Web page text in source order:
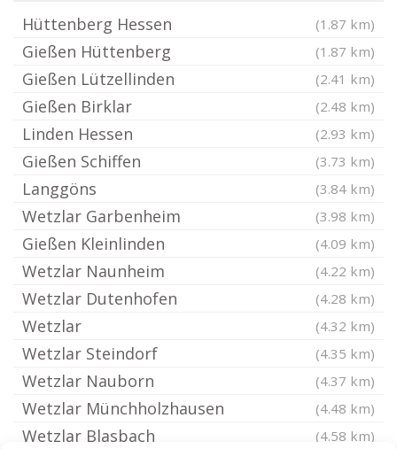
Hüttenberg Hessen (1.87 km)
Gießen Hüttenberg (1.87 km)
Gießen Lützellinden (2.41 km)
Gießen Birklar (2.48 km)
Linden Hessen (2.93 km)
Gießen Schiffen (3.73 km)
Langgöns (3.84 km)
Wetzlar Garbenheim (3.98 km)
Gießen Kleinlinden (4.09 km)
Wetzlar Naunheim (4.22 km)
Wetzlar Dutenhofen (4.28 km)
Wetzlar (4.32 km)
Wetzlar Steindorf (4.35 km)
Wetzlar Nauborn (4.37 km)
Wetzlar Münchholzhausen (4.48 km)
Wetzlar Blasbach (4.58 km)